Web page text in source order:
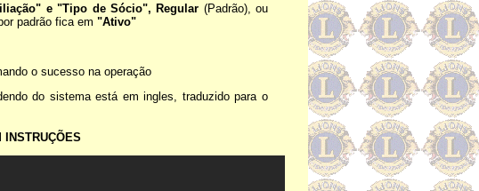
e "Tipo de Sócio", Regular (Padrão), ou
padrão fica em "Ativo"
o sucesso na operação
do sistema está em ingles, traduzido para o
INSTRUÇÕES